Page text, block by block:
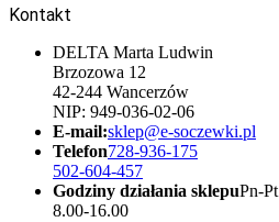
Kontakt
DELTA Marta Ludwin
Brzozowa 12
42-244 Wancerzów
NIP: 949-036-02-06
E-mail:sklep@e-soczewki.pl
Telefon728-936-175
502-604-457
Godziny działania sklepuPn-Pt
8.00-16.00